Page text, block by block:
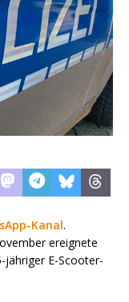
Kanal.
ereignete
jähriger E-Scooter-